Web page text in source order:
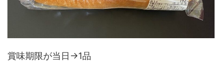
賞味期限が当日→1品